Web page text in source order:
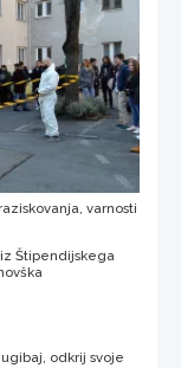
varnosti
Štipendijskega
odkrij svoje